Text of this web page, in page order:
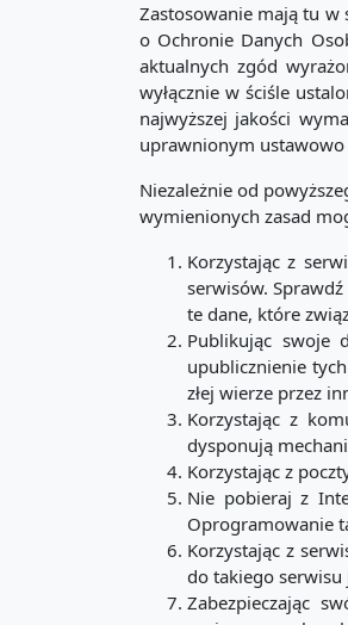
Zastosowanie mają tu w
o Ochronie Danych
aktualnych zgód
wyłącznie w ściśle
najwyższej jakości
uprawnionym
Niezależnie od
wymienionych zasad
Korzystając z
serwisów.
te dane, które
Publikując swoje
upublicznienie
złej wierze przez
Korzystając z
dysponują
Korzystając z
Nie pobieraj z
Oprogramowanie
Korzystając z
do takiego serwisu
Zabezpieczając